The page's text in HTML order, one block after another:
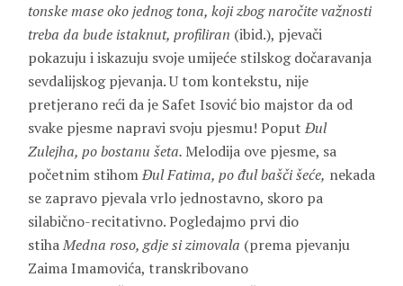
tonske mase oko jednog tona, koji zbog naročite važnosti
treba da bude istaknut, profiliran (ibid.), pjevači
pokazuju i iskazuju svoje umijeće stilskog dočaravanja
sevdalijskog pjevanja. U tom kontekstu, nije
pretjerano reći da je Safet Isović bio majstor da od
svake pjesme napravi svoju pjesmu! PoputĐul
Zulejha, po bostanu šeta. Melodija ove pjesme, sa
početnim stihomĐul Fatima, po đul bašči šeće, nekada
se zapravo pjevala vrlo jednostavno, skoro pa
silabično-recitativno. Pogledajmo prvi dio
stihaMedna roso, gdje si zimovala (prema pjevanju
Zaima Imamovića, transkribovano